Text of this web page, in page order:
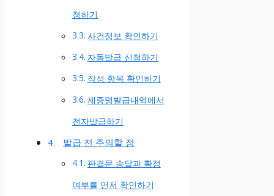
청하기
사건정보 확인하기
자동발급 신청하기
작성 항목 확인하기
제증명발급내역에서
전자발급하기
발급 전 주의할 점
판결문 송달과 확정
여부를 먼저 확인하기